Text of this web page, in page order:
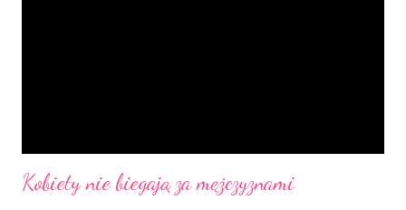
Kobiety nie biegają za mężczyznami